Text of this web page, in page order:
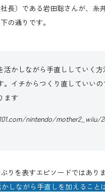
長）である岩田聡さんが、糸
の通りです。
活かしながら手直ししていく方
。イチからつくり直していいの
ます
nintendo/mother2_wiiu/
りを表すエピソードではあり
しながら手直しを加えること